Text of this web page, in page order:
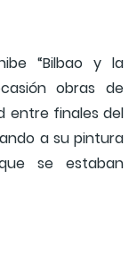
“Bilbao y la
obras de
entre finales del
a su pintura
se estaban